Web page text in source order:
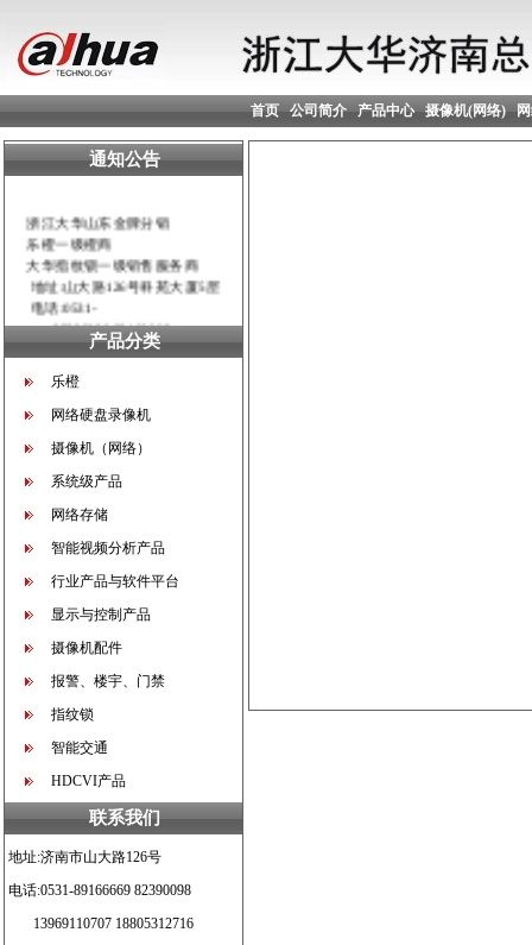
首页 公司简介 产品中心 摄像机(网络)
通知公告
浙江大华山东金牌分销
乐橙一级橙商
大华指纹锁一级销售服务商
地址:山大路126号科苑大厦5层
电话:0531-
82390098 89166669
传真:0531-82390107
寻各地市、县空白区域合作伙
产品分类
乐橙
网络硬盘录像机
摄像机（网络）
系统级产品
网络存储
智能视频分析产品
行业产品与软件平台
显示与控制产品
摄像机配件
报警、楼宇、门禁
指纹锁
智能交通
HDCVI产品
联系我们
地址:济南市山大路126号
电话:0531-89166669 82390098
13969110707 18805312716